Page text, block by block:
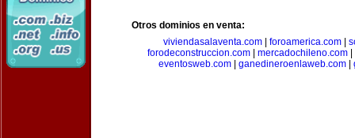
Otros dominios en venta:
viviendasalaventa.com| foroamerica.com|
forodeconstruccion.com
mercadochileno.com
eventosweb.com| ganedineroenlaweb.com|